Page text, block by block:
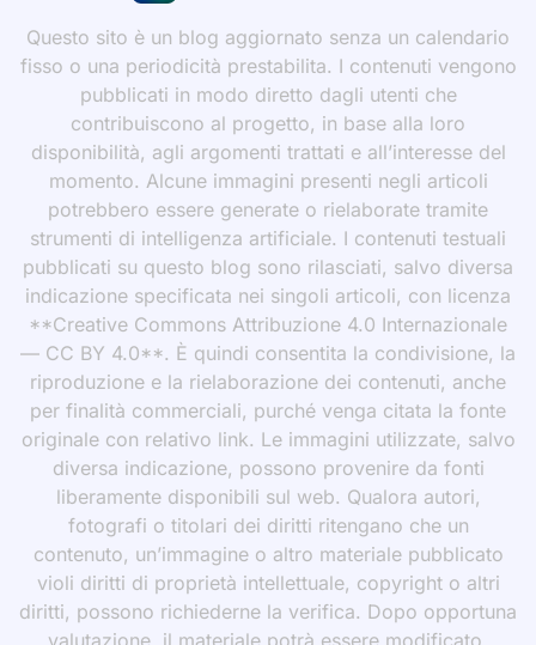
Questo sito è un blog aggiornato senza un calendario
fisso o una periodicità prestabilita. I contenuti vengono
pubblicati in modo diretto dagli utenti che
contribuiscono al progetto, in base alla loro
disponibilità, agli argomenti trattati e all’interesse del
momento. Alcune immagini presenti negli articoli
potrebbero essere generate o rielaborate tramite
strumenti di intelligenza artificiale. I contenuti testuali
pubblicati su questo blog sono rilasciati, salvo diversa
indicazione specificata nei singoli articoli, con licenza
**Creative Commons Attribuzione 4.0 Internazionale
— CC BY 4.0**. È quindi consentita la condivisione, la
riproduzione e la rielaborazione dei contenuti, anche
per finalità commerciali, purché venga citata la fonte
originale con relativo link. Le immagini utilizzate, salvo
diversa indicazione, possono provenire da fonti
liberamente disponibili sul web. Qualora autori,
fotografi o titolari dei diritti ritengano che un
contenuto, un’immagine o altro materiale pubblicato
violi diritti di proprietà intellettuale, copyright o altri
diritti, possono richiederne la verifica. Dopo opportuna
valutazione, il materiale potrà essere modificato,